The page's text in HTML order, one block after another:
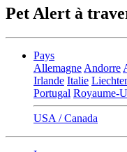
Pet Alert à
Pays
Allemagne Andorre
Irlande Italie
Portugal Royaume-
USA / Canada